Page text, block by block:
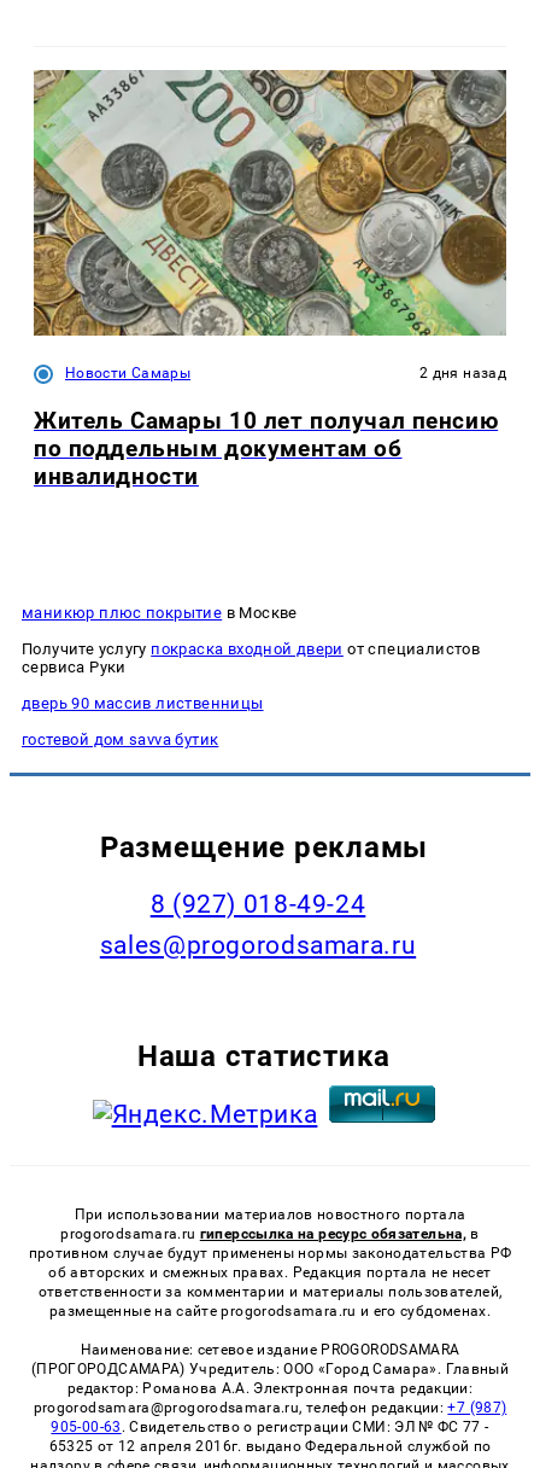
Новости Самары 2 дня назад
Житель Самары 10 лет получал пенсию
по поддельным документам об
инвалидности
маникюр плюс покрытие в Москве
Получите услугу покраска входной двери от специалистов
сервиса Руки
дверь 90 массив лиственницы
гостевой дом savva бутик
Размещение рекламы
8 (927) 018-49-24
sales@progorodsamara.ru
Наша статистика
При использовании материалов новостного портала
progorodsamara.ru гиперссылка на ресурс обязательна, в
противном случае будут применены нормы законодательства РФ
об авторских и смежных правах. Редакция портала не несет
ответственности за комментарии и материалы пользователей,
размещенные на сайте progorodsamara.ru и его субдоменах.
Наименование: сетевое издание PROGORODSAMARA
(ПРОГОРОДСАМАРА) Учредитель: ООО «Город Самара». Главный
редактор: Романова А.А. Электронная почта редакции:
progorodsamara@progorodsamara.ru, телефон редакции:+7 (987)
905-00-63 . Свидетельство о регистрации СМИ: ЭЛ № ФС 77 -
65325 от 12 апреля 2016г. выдано Федеральной службой по